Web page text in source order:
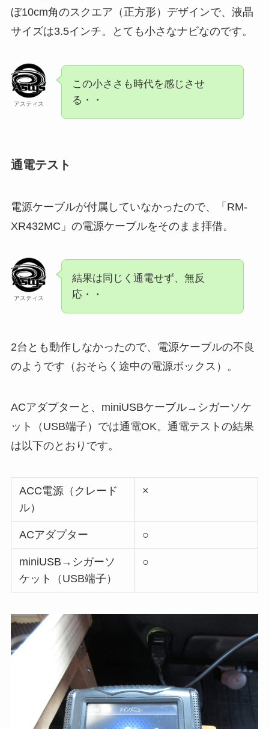
ぼ10cm角のスクエア（正方形）デザインで、液晶
サイズは3.5インチ。とても小さなナビなのです。
アスティス
この小ささも時代を感じさせ
る・・
通電テスト
電源ケーブルが付属していなかったので、「RM-
XR432MC」の電源ケーブルをそのまま拝借。
アスティス
結果は同じく通電せず、無反
応・・
2台とも動作しなかったので、電源ケーブルの不良
のようです（おそらく途中の電源ボックス）。
ACアダプターと、miniUSBケーブル→シガーソケ
ット（USB端子）では通電OK。通電テストの結果
は以下のとおりです。
ACC電源（クレード
ル）
×
ACアダプター ○
miniUSB→シガーソ
ケット（USB端子）
○